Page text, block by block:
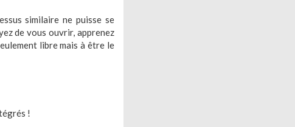
similaire ne puisse se
de vous ouvrir, apprenez
libre mais à être le
!